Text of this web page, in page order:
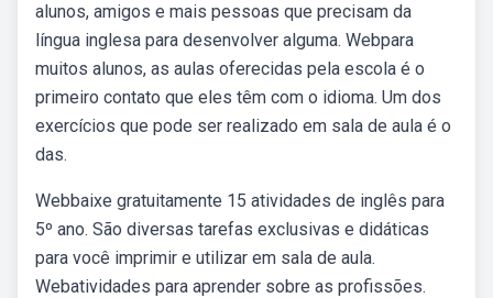
alunos, amigos e mais pessoas que precisam da
língua inglesa para desenvolver alguma. Webpara
muitos alunos, as aulas oferecidas pela escola é o
primeiro contato que eles têm com o idioma. Um dos
exercícios que pode ser realizado em sala de aula é o
das.
Webbaixe gratuitamente 15 atividades de inglês para
5º ano. São diversas tarefas exclusivas e didáticas
para você imprimir e utilizar em sala de aula.
Webatividades para aprender sobre as profissões.